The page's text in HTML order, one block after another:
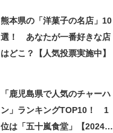
熊本県の「洋菓子の名店」10
選！ あなたが一番好きな店
はどこ？【人気投票実施中】
「鹿児島県で人気のチャーハ
ン」ランキングTOP10！ 1
位は「五十嵐食堂」【2024年